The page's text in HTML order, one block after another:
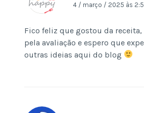
4 / março / 2025 às
Fico feliz que gostou da receita,
pela avaliação e espero que
outras ideias aqui do blog